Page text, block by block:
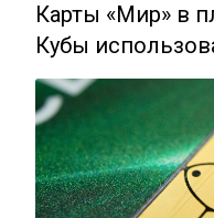
Карты «Мир» в
Кубы